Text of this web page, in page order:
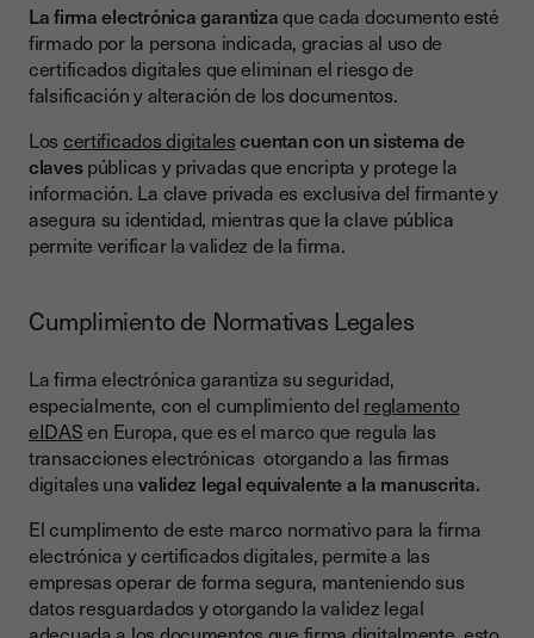
La firma electrónica garantizaque cada documento esté
firmado por la persona indicada, gracias al uso de
certificados digitales que eliminan el riesgo de
falsificación y alteración de los documentos.
Los certificados digitalescuentan con un sistema de
clavespúblicas y privadas que encripta y protege la
información. La clave privada es exclusiva del firmante y
asegura su identidad, mientras que la clave pública
permite verificar la validez de la firma.
Cumplimiento de Normativas Legales
La firma electrónica garantiza su seguridad,
especialmente, con el cumplimiento del reglamento
eIDASen Europa, que es el marco que regula las
transacciones electrónicas otorgando a las firmas
digitales unavalidez legal equivalente a la manuscrita.
El cumplimento de este marco normativo para la firma
electrónica y certificados digitales, permite a las
empresas operar de forma segura, manteniendo sus
datos resguardados y otorgando la validez legal